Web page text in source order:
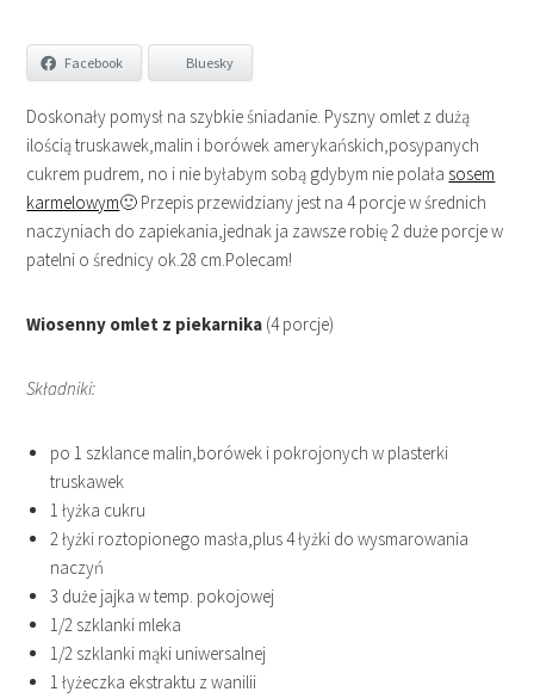
Facebook Bluesky
Doskonały pomysł na szybkie śniadanie. Pyszny omlet z dużą
ilością truskawek,malin i borówek amerykańskich,posypanych
cukrem pudrem, no i nie byłabym sobą gdybym nie polała sosem
karmelowym🙂 Przepis przewidziany jest na 4 porcje w średnich
naczyniach do zapiekania,jednak ja zawsze robię 2 duże porcje w
patelni o średnicy ok.28 cm.Polecam!
Wiosenny omlet z piekarnika (4 porcje)
Składniki:
po 1 szklance malin,borówek i pokrojonych w plasterki
truskawek
1 łyżka cukru
2 łyżki roztopionego masła,plus 4 łyżki do wysmarowania
naczyń
3 duże jajka w temp. pokojowej
1/2 szklanki mleka
1/2 szklanki mąki uniwersalnej
1 łyżeczka ekstraktu z wanilii